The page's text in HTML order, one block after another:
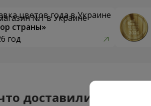
цветов года в Украине
страны»
год
доставили